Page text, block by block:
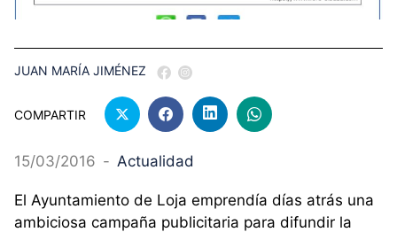
JUAN MARÍA JIMÉNEZ
COMPARTIR
15/03/2016 - Actualidad
El Ayuntamiento de Loja emprendía días atrás una
ambiciosa campaña publicitaria para difundir la